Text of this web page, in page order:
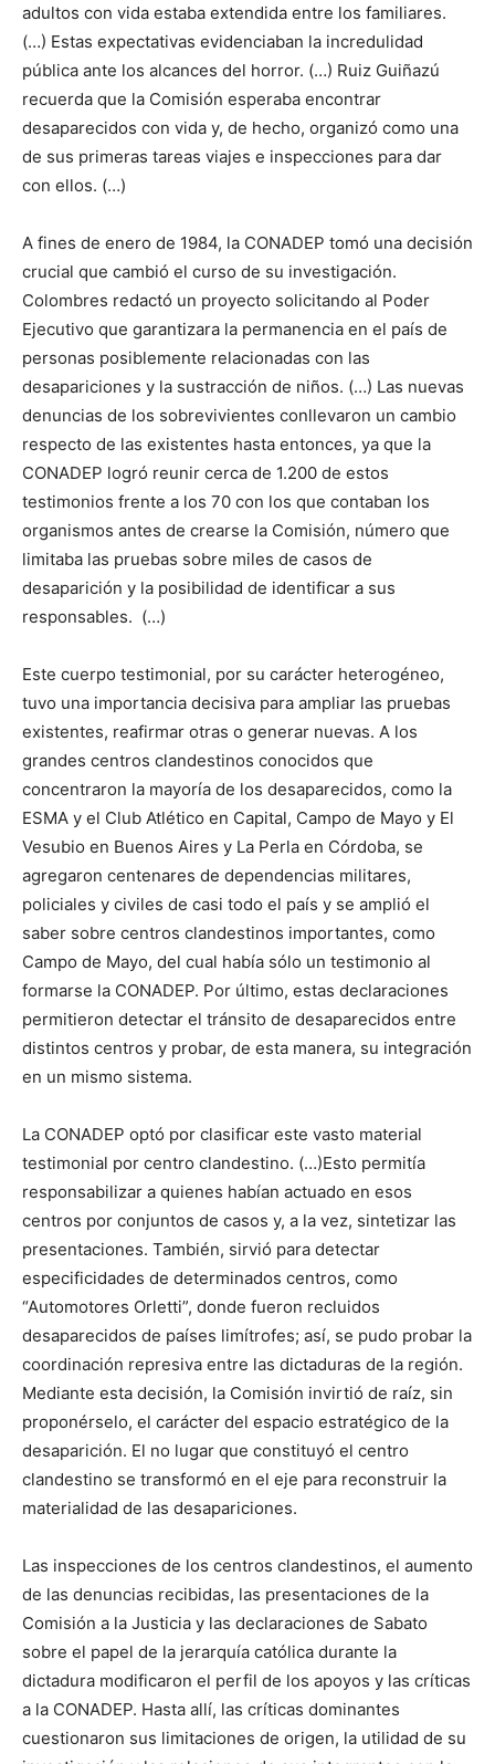
adultos con vida estaba extendida entre los familiares.
(…) Estas expectativas evidenciaban la incredulidad
pública ante los alcances del horror. (…) Ruiz Guiñazú
recuerda que la Comisión esperaba encontrar
desaparecidos con vida y, de hecho, organizó como una
de sus primeras tareas viajes e inspecciones para dar
con ellos. (…)
A fines de enero de 1984, la CONADEP tomó una decisión
crucial que cambió el curso de su investigación.
Colombres redactó un proyecto solicitando al Poder
Ejecutivo que garantizara la permanencia en el país de
personas posiblemente relacionadas con las
desapariciones y la sustracción de niños. (…) Las nuevas
denuncias de los sobrevivientes conllevaron un cambio
respecto de las existentes hasta entonces, ya que la
CONADEP logró reunir cerca de 1.200 de estos
testimonios frente a los 70 con los que contaban los
organismos antes de crearse la Comisión, número que
limitaba las pruebas sobre miles de casos de
desaparición y la posibilidad de identificar a sus
responsables. (…)
Este cuerpo testimonial, por su carácter heterogéneo,
tuvo una importancia decisiva para ampliar las pruebas
existentes, reafirmar otras o generar nuevas. A los
grandes centros clandestinos conocidos que
concentraron la mayoría de los desaparecidos, como la
ESMA y el Club Atlético en Capital, Campo de Mayo y El
Vesubio en Buenos Aires y La Perla en Córdoba, se
agregaron centenares de dependencias militares,
policiales y civiles de casi todo el país y se amplió el
saber sobre centros clandestinos importantes, como
Campo de Mayo, del cual había sólo un testimonio al
formarse la CONADEP. Por último, estas declaraciones
permitieron detectar el tránsito de desaparecidos entre
distintos centros y probar, de esta manera, su integración
en un mismo sistema.
La CONADEP optó por clasificar este vasto material
testimonial por centro clandestino. (…)Esto permitía
responsabilizar a quienes habían actuado en esos
centros por conjuntos de casos y, a la vez, sintetizar las
presentaciones. También, sirvió para detectar
especificidades de determinados centros, como
“Automotores Orletti”, donde fueron recluidos
desaparecidos de países limítrofes; así, se pudo probar la
coordinación represiva entre las dictaduras de la región.
Mediante esta decisión, la Comisión invirtió de raíz, sin
proponérselo, el carácter del espacio estratégico de la
desaparición. El no lugar que constituyó el centro
clandestino se transformó en el eje para reconstruir la
materialidad de las desapariciones.
Las inspecciones de los centros clandestinos, el aumento
de las denuncias recibidas, las presentaciones de la
Comisión a la Justicia y las declaraciones de Sabato
sobre el papel de la jerarquía católica durante la
dictadura modificaron el perfil de los apoyos y las críticas
a la CONADEP. Hasta allí, las críticas dominantes
cuestionaron sus limitaciones de origen, la utilidad de su